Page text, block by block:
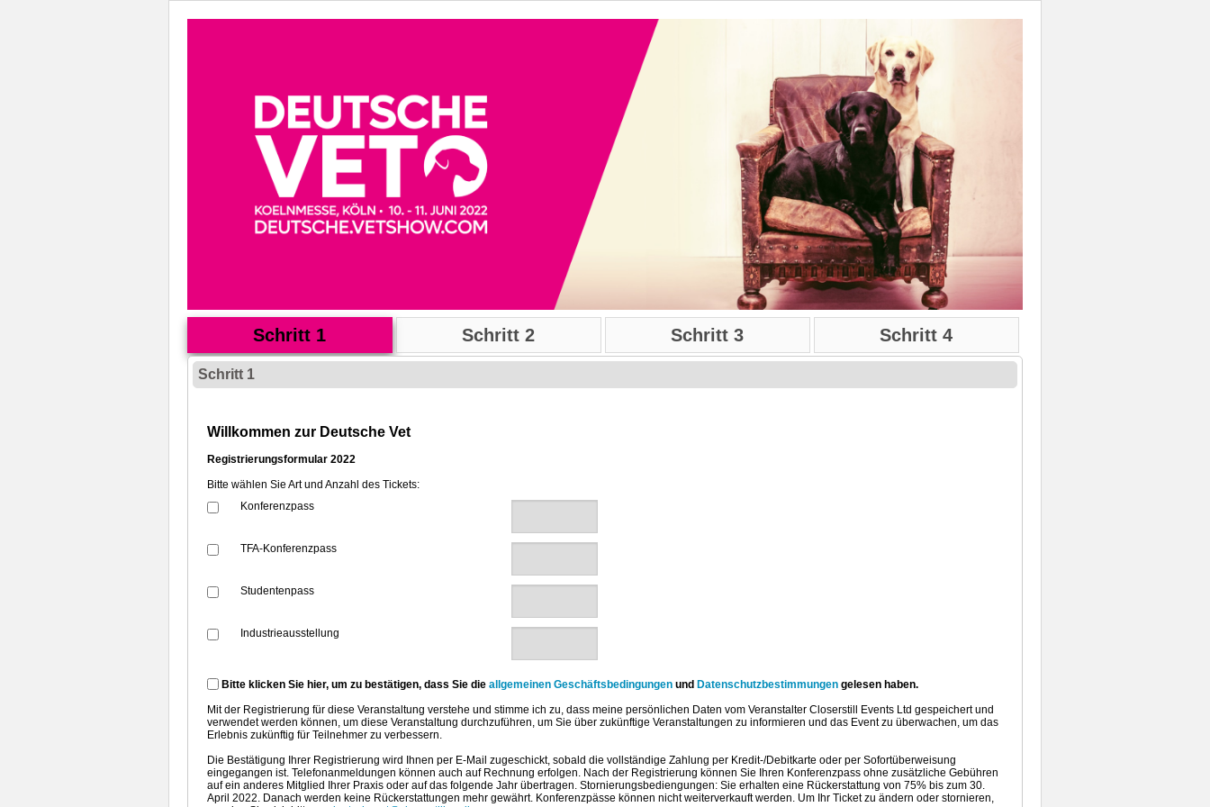
Schritt 1 Schritt 2 Schritt 3 Schritt 4
Schritt 1
Willkommen zur Deutsche Vet
Registrierungsformular 2022
Bitte wählen Sie Art und Anzahl des Tickets:
Konferenzpass
TFA-Konferenzpass
Studentenpass
Industrieausstellung
Bitte klicken Sie hier, um zu bestätigen, dass Sie die allgemeinen Geschäftsbedingungen und Datenschutzbestimmungen gelesen haben.
Mit der Registrierung für diese Veranstaltung verstehe und stimme ich zu, dass meine persönlichen Daten vom Veranstalter Closerstill Events Ltd gespeichert und
verwendet werden können, um diese Veranstaltung durchzuführen, um Sie über zukünftige Veranstaltungen zu informieren und das Event zu überwachen, um das
Erlebnis zukünftig für Teilnehmer zu verbessern.
Die Bestätigung Ihrer Registrierung wird Ihnen per E-Mail zugeschickt, sobald die vollständige Zahlung per Kredit-/Debitkarte oder per Sofortüberweisung
eingegangen ist. Telefonanmeldungen können auch auf Rechnung erfolgen. Nach der Registrierung können Sie Ihren Konferenzpass ohne zusätzliche Gebühren
auf ein anderes Mitglied Ihrer Praxis oder auf das folgende Jahr übertragen. Stornierungsbediengungen: Sie erhalten eine Rückerstattung von 75% bis zum 30.
April 2022. Danach werden keine Rückerstattungen mehr gewährt. Konferenzpässe können nicht weiterverkauft werden. Um Ihr Ticket zu ändern oder stornieren,